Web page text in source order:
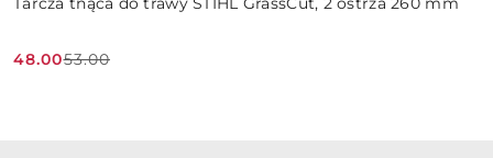
Cena
48.00
Cena
53.00